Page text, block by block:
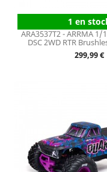
1 en
ARA3537T2 - ARRMA 1/
DSC 2WD RTR
Prix
299,99 €